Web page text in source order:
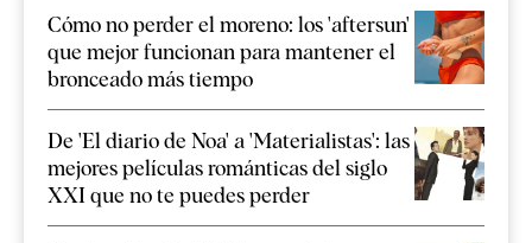
Cómo no perder el moreno: los 'aftersun'
que mejor funcionan para mantener el
bronceado más tiempo
De 'El diario de Noa' a 'Materialistas': las
mejores películas románticas del siglo
XXI que no te puedes perder